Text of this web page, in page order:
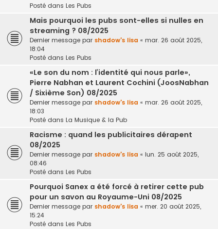
Posté dans Les Pubs
Mais pourquoi les pubs sont-elles si nulles en
streaming ? 08/2025
Dernier message par shadow's lisa « mar. 26 août 2025,
18:04
Posté dans Les Pubs
«Le son du nom : l’identité qui nous parle»,
Pierre Nabhan et Laurent Cochini (JoosNabhan
/ Sixième Son) 08/2025
Dernier message par shadow's lisa « mar. 26 août 2025,
18:03
Posté dans La Musique & la Pub
Racisme : quand les publicitaires dérapent
08/2025
Dernier message par shadow's lisa « lun. 25 août 2025,
08:46
Posté dans Les Pubs
Pourquoi Sanex a été forcé à retirer cette pub
pour un savon au Royaume-Uni 08/2025
Dernier message par shadow's lisa « mer. 20 août 2025,
15:24
Posté dans Les Pubs